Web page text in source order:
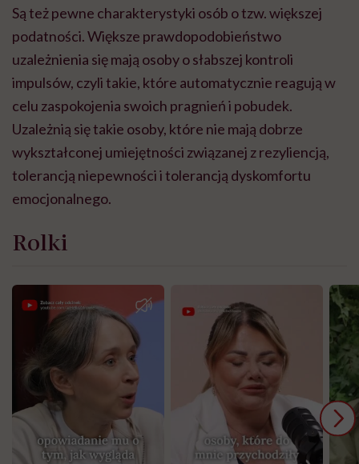
Są też pewne charakterystyki osób o tzw. większej
podatności. Większe prawdopodobieństwo
uzależnienia się mają osoby o słabszej kontroli
impulsów, czyli takie, które automatycznie reagują w
celu zaspokojenia swoich pragnień i pobudek.
Uzależnią się takie osoby, które nie mają dobrze
wykształconej umiejętności związanej z rezyliencją,
tolerancją niepewności i tolerancją dyskomfortu
emocjonalnego.
Rolki